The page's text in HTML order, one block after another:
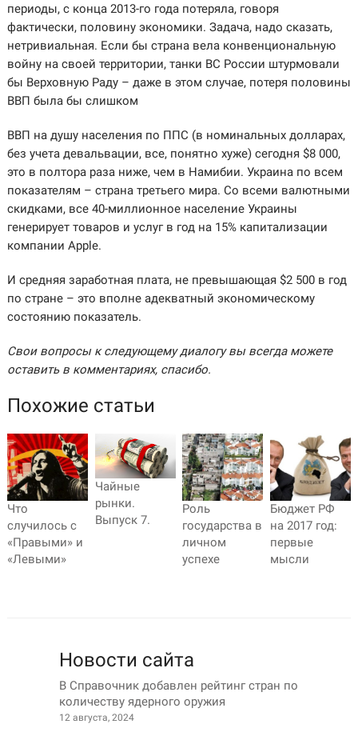
периоды, с конца 2013-го года потеряла, говоря
фактически, половину экономики. Задача, надо сказать,
нетривиальная. Если бы страна вела конвенциональную
войну на своей территории, танки ВС России штурмовали
бы Верховную Раду – даже в этом случае, потеря половины
ВВП была бы слишком
ВВП на душу населения по ППС (в номинальных долларах,
без учета девальвации, все, понятно хуже) сегодня $8 000,
это в полтора раза ниже, чем в Намибии. Украина по всем
показателям – страна третьего мира. Со всеми валютными
скидками, все 40-миллионное население Украины
генерирует товаров и услуг в год на 15% капитализации
компании Apple.
И средняя заработная плата, не превышающая $2 500 в год
по стране – это вполне адекватный экономическому
состоянию показатель.
Свои вопросы к следующему диалогу вы всегда можете
оставить в комментариях, спасибо.
Похожие статьи
Что
случилось с
«Правыми» и
«Левыми»
Чайные
рынки.
Выпуск 7.
Роль
государства в
личном
успехе
Бюджет РФ
на 2017 год:
первые
мысли
Новости сайта
В Справочник добавлен рейтинг стран по
количеству ядерного оружия
12 августа, 2024